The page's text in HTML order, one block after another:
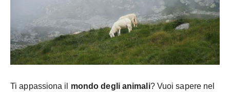
Ti appassiona il mondo degli animali? Vuoi sapere nel